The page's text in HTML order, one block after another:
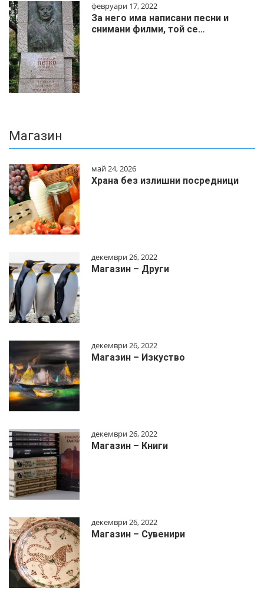
февруари 17, 2022
За него има написани песни и
снимани филми, той се…
Магазин
май 24, 2026
Храна без излишни посредници
декември 26, 2022
Магазин – Други
декември 26, 2022
Магазин – Изкуство
декември 26, 2022
Магазин – Книги
декември 26, 2022
Магазин – Сувенири